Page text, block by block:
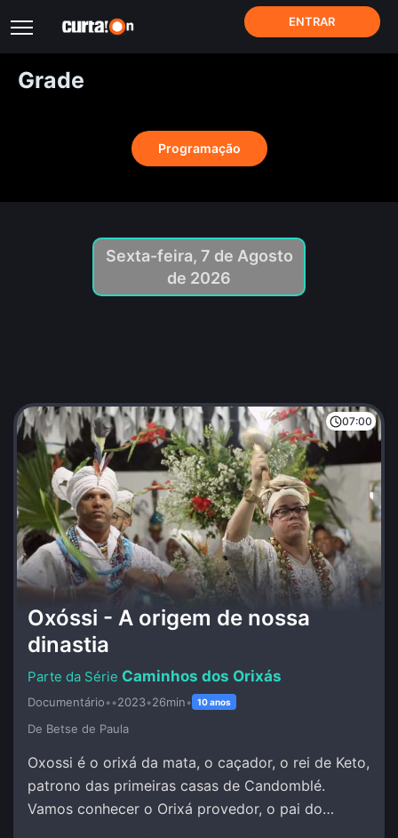
ENTRAR
Grade
Programação
Sexta-feira, 7 de Agosto
de 2026
07:00
Oxóssi - A origem de nossa
dinastia
Caminhos dos Orixás
Documentário••2023•26min• 10 anos
De Betse de Paula
Oxossi é o orixá da mata, o caçador, o rei de Keto,
patrono das primeiras casas de Candomblé.
Vamos conhecer o Orixá provedor, o pai do